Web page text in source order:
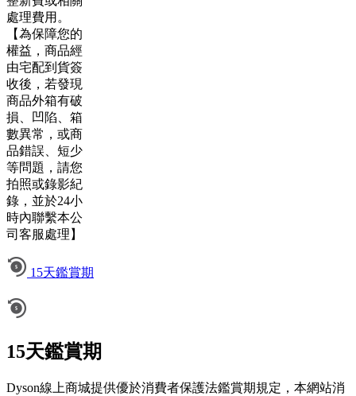
處理費用。
【為保障您的
權益，商品經
由宅配到貨簽
收後，若發現
商品外箱有破
損、凹陷、箱
數異常，或商
品錯誤、短少
等問題，請您
拍照或錄影紀
錄，並於24小
時內聯繫本公
司客服處理】
15天鑑賞期
15天鑑賞期
Dyson線上商城提供優於消費者保護法鑑賞期規定，本網站消